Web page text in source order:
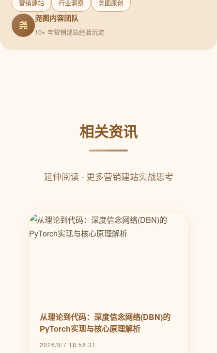
营销建站 行业洞察 尧图原创
尧
尧图内容团队
10+ 年营销建站经验沉淀
相关资讯
延伸阅读 · 更多营销建站实战思考
从理论到代码：深度信念网络(DBN)的
PyTorch实现与核心原理解析
2026/8/7 18:58:31